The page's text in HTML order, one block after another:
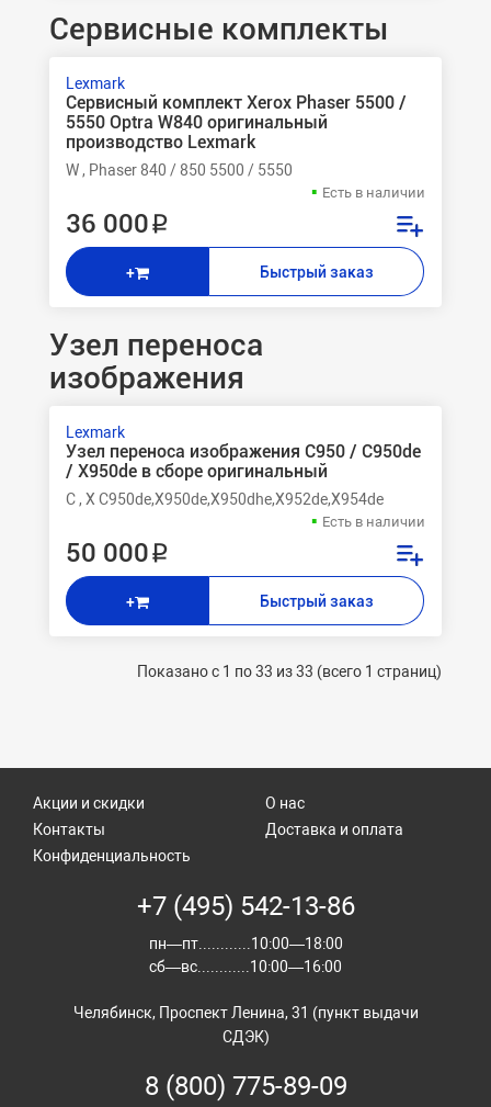
Сервисные комплекты
Lexmark
Сервисный комплект Xerox Phaser 5500 /
5550 Optra W840 оригинальный
производство Lexmark
W , Phaser 840 / 850 5500 / 5550
Есть в наличии
36 000 ₽
+ Быстрый заказ
Узел переноса
изображения
Lexmark
Узел переноса изображения C950 / C950de
/ X950de в сборе оригинальный
C , X C950de,X950de,X950dhe,X952de,X954de
Есть в наличии
50 000 ₽
+ Быстрый заказ
Показано с 1 по 33 из 33 (всего 1 страниц)
Акции и скидки
Контакты
О нас
Доставка и оплата
Конфиденциальность
+7 (495) 542-13-86
пн—пт............10:00—18:00
сб—вс............10:00—16:00
Челябинск, Проспект Ленина, 31 (пункт выдачи
СДЭК)
8 (800) 775-89-09